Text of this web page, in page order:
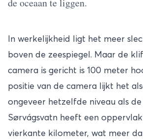
de oceaan te liggen.
In werkelijkheid ligt het meer
boven de zeespiegel. Maar de
camera is gericht is 100 meter
positie van de camera lijkt het
ongeveer hetzelfde niveau als
Sørvágsvatn heeft een
vierkante kilometer, wat meer